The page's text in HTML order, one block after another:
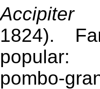
1824).
popular:
pombo-